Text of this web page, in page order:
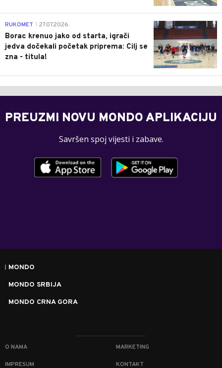
0
RUKOMET 27.07.2026.
Borac krenuo jako od starta, igrači
jedva dočekali početak priprema: Cilj se
zna - titula!
PREUZMI NOVU MONDO APLIKACIJU
Savršen spoj vijesti i zabave.
MONDO
MONDO SRBIJA
MONDO CRNA GORA
O NAMA MARKETING
IMPRESUM KONTAKT